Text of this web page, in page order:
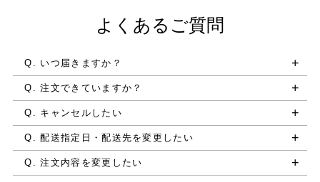
よくあるご質問
Q. いつ届きますか？
Q. 注文できていますか？
Q. キャンセルしたい
Q. 配送指定日・配送先を変更したい
Q. 注文内容を変更したい